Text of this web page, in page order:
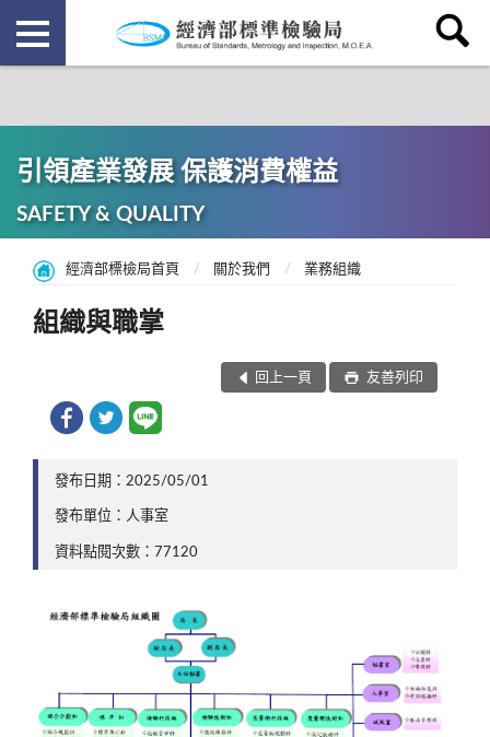
引領產業發展 保護消費權益
SAFETY & QUALITY
經濟部標檢局首頁 關於我們 業務組織
組織與職掌
回上一頁 友善列印
發布日期：2025/05/01
發布單位：人事室
資料點閱次數：77120